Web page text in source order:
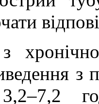
з
–7,2